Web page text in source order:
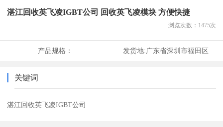
湛江回收英飞凌IGBT公司 回收英飞凌模块 方便快捷
浏览次数： 1475次
产品规格： 发货地:广东省深圳市福田区
关键词
湛江回收英飞凌IGBT公司